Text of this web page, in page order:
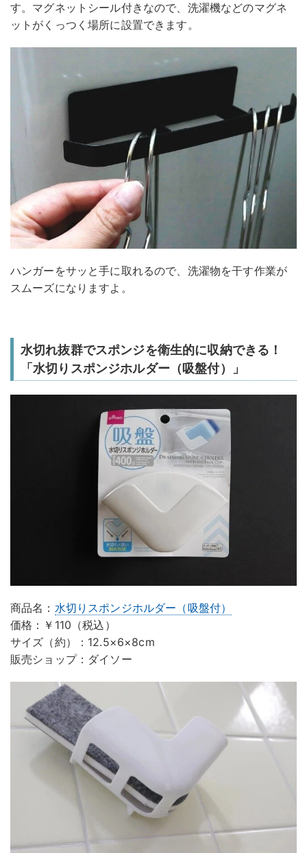
す。マグネットシール付きなので、洗濯機などのマグネ
ットがくっつく場所に設置できます。
ハンガーをサッと手に取れるので、洗濯物を干す作業が
スムーズになりますよ。
水切れ抜群でスポンジを衛生的に収納できる！
「水切りスポンジホルダー（吸盤付）」
商品名： 水切りスポンジホルダー（吸盤付）
価格：￥110（税込）
サイズ（約）：12.5×6×8cm
販売ショップ：ダイソー